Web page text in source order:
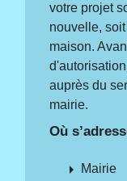
votre projet
nouvelle,
maison.
auprès du
mairie.
Où
arrow_right Mairie